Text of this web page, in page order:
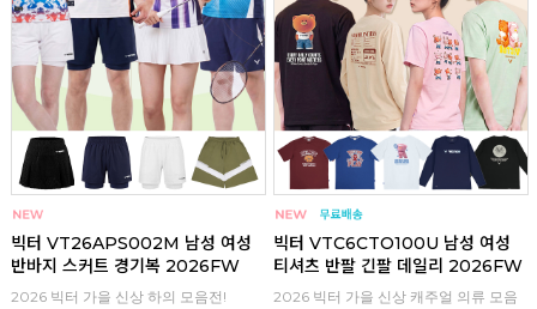
빅터 VT26APS002M 남성 여성
반바지 스커트 경기복 2026FW
2026 빅터 가을 신상 하의 모음전!
빅터 VTC6CTO100U 남성 여성
티셔츠 반팔 긴팔 데일리 2026FW
2026 빅터 가을 신상 캐주얼 의류 모음